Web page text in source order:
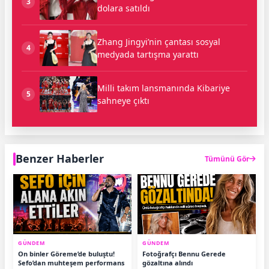
dolara satıldı
4
Zhang Jingyi’nin çantası sosyal
medyada tartışma yarattı
5
Milli takım lansmanında Kibariye
sahneye çıktı
Benzer Haberler Tümünü Gör
GÜNDEM
On binler Göreme’de buluştu!
Sefo’dan muhteşem performans
GÜNDEM
Fotoğrafçı Bennu Gerede
gözaltına alındı